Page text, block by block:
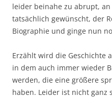
leider beinahe zu abrupt,
tatsächlich gewünscht, der
Biographie und ginge nun
Erzählt wird die Geschichte
in dem auch immer wieder
werden, die eine größere
haben. Leider ist nicht ganz